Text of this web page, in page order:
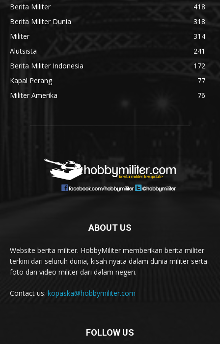
Berita Militer
418
Berita Militer Dunia
318
Militer
314
Alutsista
241
Berita Militer Indonesia
172
Kapal Perang
77
Militer Amerika
76
ABOUT US
Website berita militer. HobbyMiliter memberikan berita militer
terkini dari seluruh dunia, kisah nyata dalam dunia militer serta
foto dan video militer dari dalam negeri.
Contact us: kopaska@hobbymiliter.com
FOLLOW US